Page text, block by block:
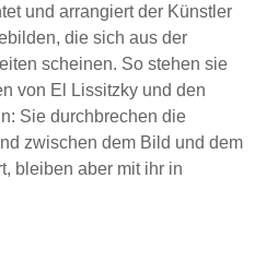
und arrangiert der Künstler
die sich aus der
scheinen. So stehen sie
von El Lissitzky und den
Sie durchbrechen die
zwischen dem Bild und dem
bleiben aber mit ihr in